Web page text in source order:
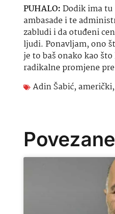
PUHALO:Dodik ima tu
ambasade i te
zabludi i da otuđeni
ljudi. Ponavljam, ono
je to baš onako kao
radikalne promjene
Adin Šabić, američki,